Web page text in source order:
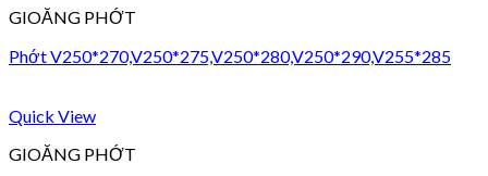
GIOĂNG PHỚT
Phớt V250*270,V250*275,V250*280,V250*290,V255*285
Quick View
GIOĂNG PHỚT